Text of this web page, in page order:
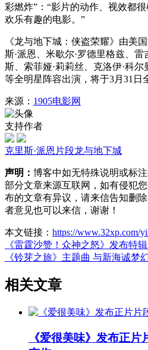
彩燃炸”：“影片的动作、视效都
欢乐有趣的电影。”
《龙与地下城：侠盗荣耀》由美
斯·派恩、米歇尔·罗德里格兹、雷
斯、索菲娅·莉莉丝、克洛伊·科尔
等全明星阵容出演，将于3月31日
来源： 1905电影网
支持作者
克里斯·派恩 片段龙与地下城
声明： 博客中如无特殊说明或标
部分文章来源互联网，如有侵犯
布的文章有异议，请来信告知删
者意见也可以来信，谢谢！
本文链接： https://www.32xp.com/
《雷霆沙赞！众神之怒》发布特
《铃芽之旅》主题曲 与新海诚梦
相关文章
《爱很美味》发布正